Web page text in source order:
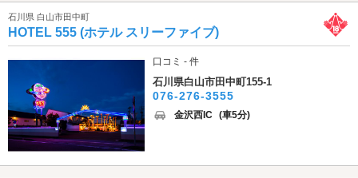
石川県 白山市田中町
HOTEL 555 (ホテル スリーファイブ)
口コミ - 件
石川県白山市田中町155-1
076-276-3555
金沢西IC (車5分)